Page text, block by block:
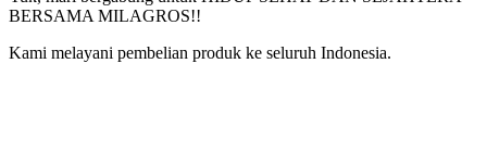
BERSAMA MILAGROS!!
Kami melayani pembelian produk ke seluruh Indonesia.